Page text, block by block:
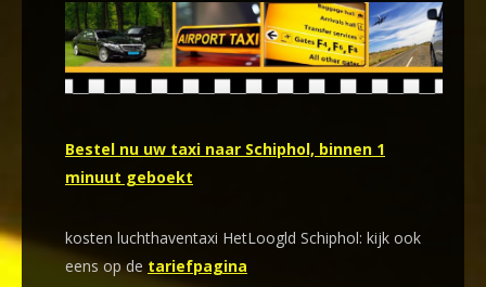
Bestel nu uw taxi naar Schiphol, binnen 1
minuut geboekt
kosten luchthaventaxi HetLoogld Schiphol: kijk ook
eens op de tariefpagina